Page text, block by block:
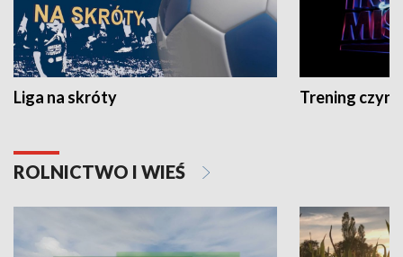
Liga na skróty Trening czyni
ROLNICTWO I WIEŚ